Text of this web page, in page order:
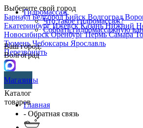
Выберите свой город
БарнаулБелгородБийск Волгоград
ЕкатеринбургИжевскКазаньНижний
НовосибирскОренбургПермьСамара
ТюменьЧебоксары Ярославль
Перезвонить
Гидромассаж
Что такое гидромассаж?
Собрать гидромассажную
Ваш город:
Волгоград
Магазины
Каталог
товаровГлавная
- Обратная связь